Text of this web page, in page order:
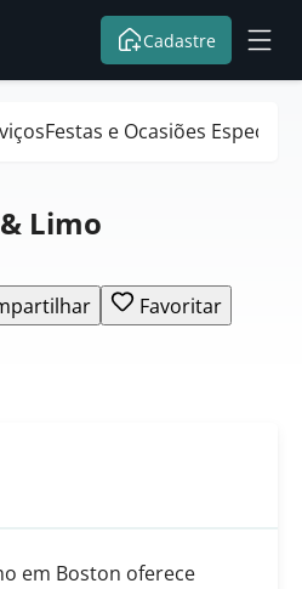
Cadastre
Festas e Ocasiões Especiais
Limo
Favoritar
em Boston oferece